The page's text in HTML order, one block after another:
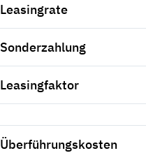
Leasingrate
Sonderzahlung
Leasingfaktor
Überführungskosten